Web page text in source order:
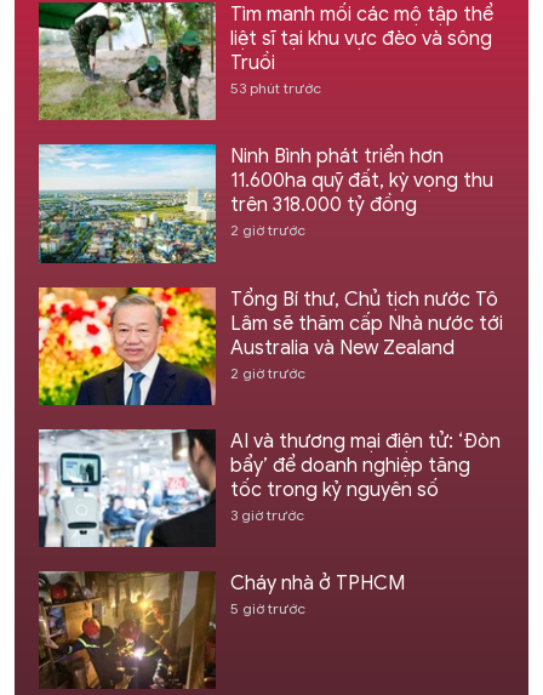
Tìm manh mối các mộ tập thể
liệt sĩ tại khu vực đèo và sông
Truồi
53 phút trước
Ninh Bình phát triển hơn
11.600ha quỹ đất, kỳ vọng thu
trên 318.000 tỷ đồng
2 giờ trước
Tổng Bí thư, Chủ tịch nước Tô
Lâm sẽ thăm cấp Nhà nước tới
Australia và New Zealand
2 giờ trước
AI và thương mại điện tử: ‘Đòn
bẩy’ để doanh nghiệp tăng
tốc trong kỷ nguyên số
3 giờ trước
Cháy nhà ở TPHCM
5 giờ trước